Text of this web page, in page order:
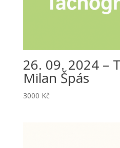
26. 09. 2024 –
Milan Špás
3000 Kč